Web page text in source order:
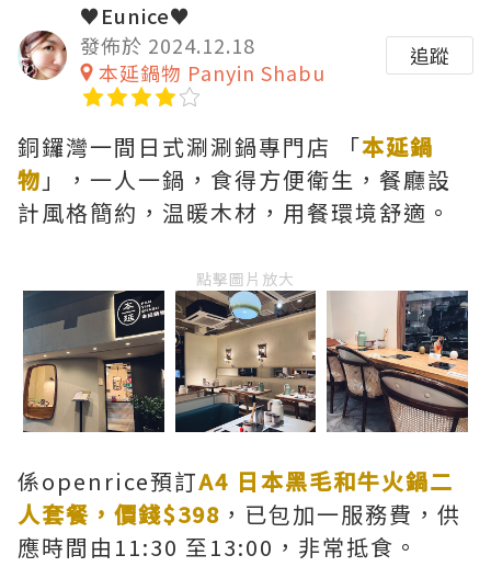
♥Eunice♥
發佈於 2024.12.18
本延鍋物 Panyin Shabu
追蹤
銅鑼灣一間日式涮涮鍋專門店 「本延鍋
物 」，一人一鍋，食得方便衛生，餐廳設
計風格簡約，温暖木材，用餐環境舒適。
點擊圖片放大
係openrice預訂A4 日本黑毛和牛火鍋二
人套餐，價錢$398 ，已包加一服務費，供
應時間由11:30 至13:00，非常抵食。